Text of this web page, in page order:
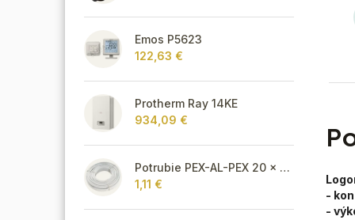
Emos P5623
122,63 €
Protherm Ray 14KE
934,09 €
Potrubie PEX-AL-PEX 20 x 2 pre vykurovanie, podlahové kúrenie a vodu
1,11 €
-
-